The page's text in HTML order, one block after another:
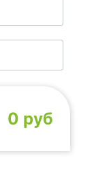
0 руб